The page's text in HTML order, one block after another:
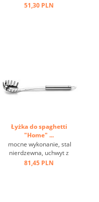
51,30 PLN
Łyżka do spaghetti
"Home" ...
mocne wykonanie, stal
nierdzewna, uchwyt z
oczkiem ...
81,45 PLN